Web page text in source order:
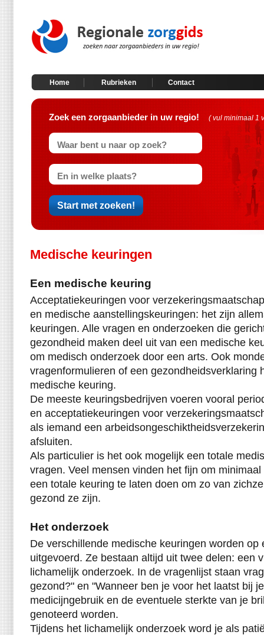
Home Rubrieken Contact
Zoek een zorgaanbieder in uw regio! ( vul minimaal 1
Medische keuringen
Een medische keuring
Acceptatiekeuringen voor
en medische aanstellingskeuringen: het zijn
keuringen. Alle vragen en onderzoeken die
gezondheid maken deel uit van een medische
om medisch onderzoek door een arts. Ook
vragenformulieren of een gezondheidsverklaring
medische keuring.
De meeste keuringsbedrijven voeren vooral
en acceptatiekeuringen voor
als iemand een
afsluiten.
Als particulier is het ook mogelijk een totale
vragen. Veel mensen vinden het fijn om
een totale keuring te laten doen om zo van
gezond ze zijn.
Het onderzoek
De verschillende medische keuringen worden op
uitgevoerd. Ze bestaan altijd uit twee delen: een
lichamelijk onderzoek. In de vragenlijst staan
gezond?" en "Wanneer ben je voor het laatst bij
medicijngebruik en de eventuele sterkte van je
genoteerd worden.
Tijdens het lichamelijk onderzoek word je als